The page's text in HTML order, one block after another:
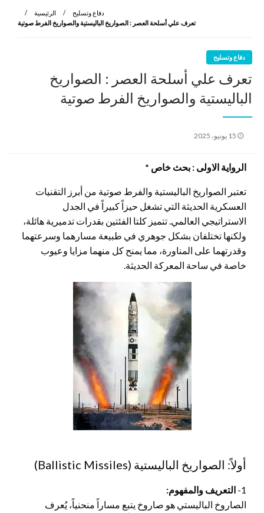
الرئيسية
دفاع وتسليح
تعرف علي أسلحة العصر : الصواريخ الباليستية والصواريخ الفرط صوتية
دفاع وتسليح
تعرف علي أسلحة العصر : الصواريخ
الباليستية والصواريخ الفرط صوتية
نُشر
15 يونيو، 2025
الرواية الاولى : بحث خاص *
تعتبر الصواريخ الباليستية والفرط صوتية من أبرز التقنيات
العسكرية الحديثة التي تشغل حيزاً كبيراً في الجدل
الاستراتيجي العالمي. تتميز كلتا الفئتين بقدرات تدميرية هائلة،
ولكنها تختلفان بشكل جوهري في طبيعة مسارهما وسرعتهما
وقدرتهما على المناورة، مما يمنح كل منهما مزايا وعيوب
خاصة في ساحة المعركة الحديثة.
أولاً: الصواريخ الباليستية (Ballistic Missiles)
1- التعريف والمفهوم:
الصاروخ الباليستي هو صاروخ يتبع مساراً منحنياً، يُعرف